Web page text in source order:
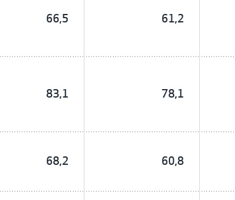
66,5 61,2
83,1 78,1
68,2 60,8